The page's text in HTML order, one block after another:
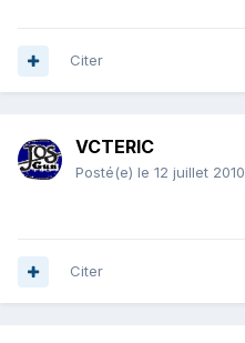
Citer
VCTERIC
Posté(e) le 12 juillet 2010
Citer